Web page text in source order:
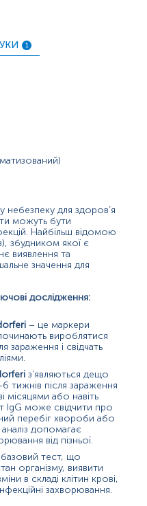
хвороби або тривалу
допомагає відрізнити
процесу, зміни в
висипу
перебування на
неврологічні прояви
в регіонах з високою
кліща або
діагностованої
показниках крові
свідчить про
може означати як
так і факт
еритроцитів,
а також наявність
1
небезпеку для здоров’я
можуть бути
Найбільш відомою
збудником якої є
виявлення та
значення для
дослідження:
– це маркери
починають вироблятися
зараження і свідчать
з’являються дещо
тижнів після зараження
місяцями або навіть
IgG може свідчити про
перебіг хвороби або
допомагає
від пізньої.
тест, що
організму, виявити
в складі клітин крові,
захворювання.